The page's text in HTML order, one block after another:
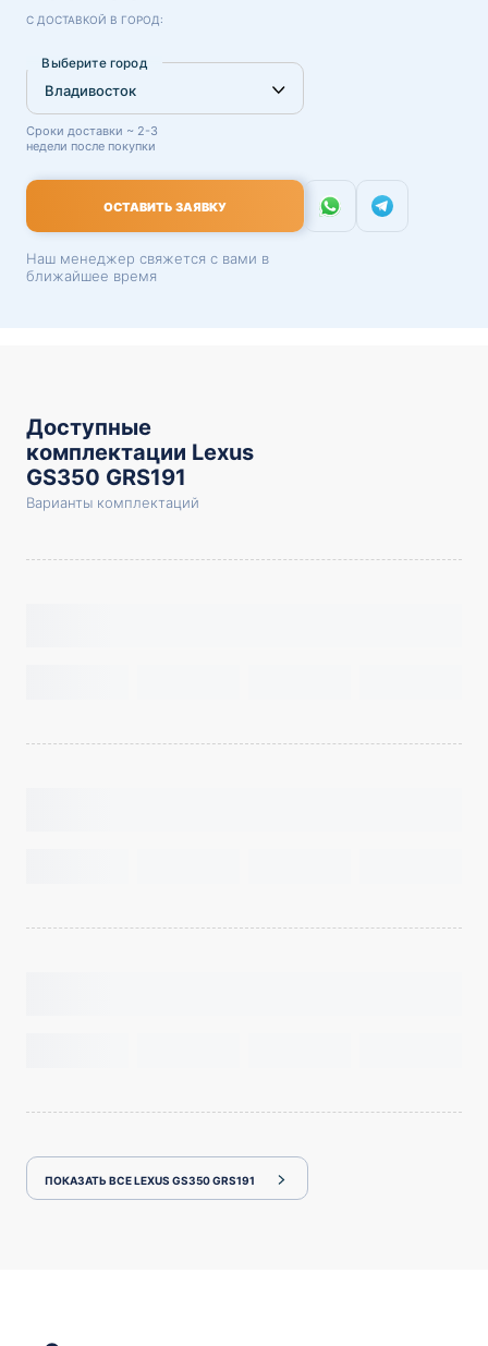
С ДОСТАВКОЙ В ГОРОД:
Выберите город
Сроки доставки ~ 2-3
недели после покупки
ОСТАВИТЬ ЗАЯВКУ
Наш менеджер свяжется с вами в
ближайшее время
Доступные
комплектации Lexus
GS350 GRS191
Варианты комплектаций
ПОКАЗАТЬ ВСЕ LEXUS GS350 GRS191